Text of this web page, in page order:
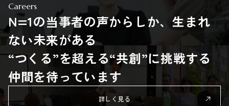
Careers
N=1の当事者の声からしか、生まれ
ない未来がある
“つくる”を超える“共創”に挑戦する
仲間を待っています
詳しく見る